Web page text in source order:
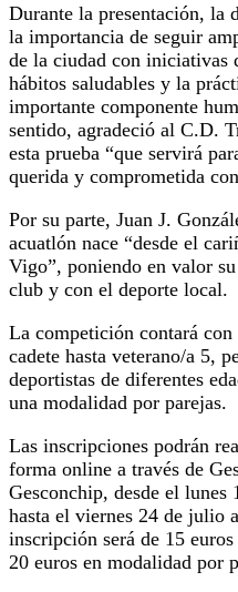
Durante la presentación, la
la importancia de seguir
de la ciudad con iniciativas
hábitos saludables y la
importante componente
sentido, agradeció al C.D.
esta prueba “que servirá
querida y comprometida
Por su parte, Juan J.
acuatlón nace “desde el
Vigo”, poniendo en valor
club y con el deporte local.
La competición contará con
cadete hasta veterano/a 5,
deportistas de diferentes
una modalidad por parejas.
Las inscripciones podrán
forma online a través de
Gesconchip, desde el
hasta el viernes 24 de julio
inscripción será de 15
20 euros en modalidad por